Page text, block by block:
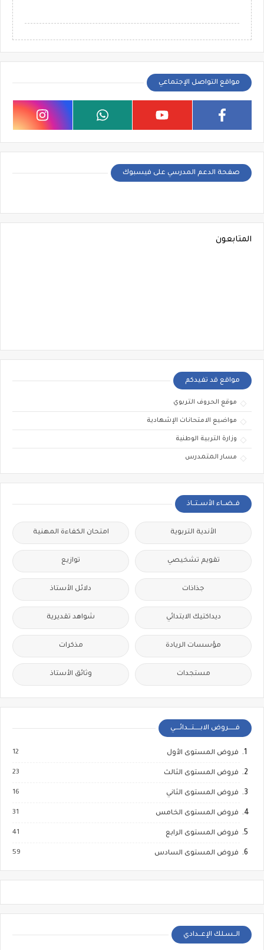
مواقع التواصل الإجتماعي
صفحة الدعم المدرسي على فيسبوك
المتابعون
مواقع قد تفيدكم
موقع الحروف التربوي
مواضيع الامتحانات الإشهادية
وزارة التربية الوطنية
مسار المتمدرس
فــضــاء الأســتــاذ
الأندية التربوية امتحان الكفاءة المهنية
تقويم تشخيصي توازيع
جذاذات دلائل الأستاذ
ديداكتيك الابتدائي شواهد تقديرية
مؤسسات الريادة مذكرات
مستجدات وثائق الأستاذ
فــــــروض الابـــــتـــدائــــي
فروض المستوى الأول 12
فروض المستوى الثالث 23
فروض المستوى الثاني 16
فروض المستوى الخامس 31
فروض المستوى الرابع 41
فروض المستوى السادس 59
الــسـلك الإعــدادي